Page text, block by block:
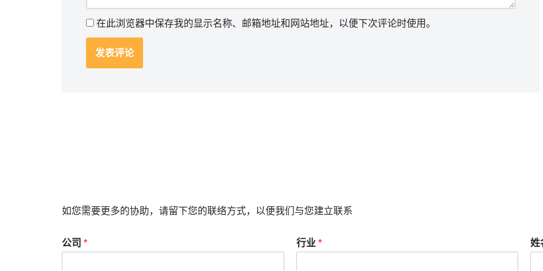
在此浏览器中保存我的显示名称、邮箱地址和网站地址，以便下次评论时使用。
如您需要更多的协助，请留下您的联络方式，以便我们与您建立联系
公司 * 行业 *